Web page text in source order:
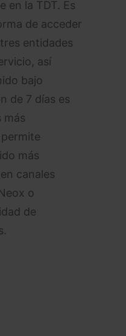
en la TDT. Es
de acceder
entidades
así
bajo
de 7 días es
más
más
canales
o
de